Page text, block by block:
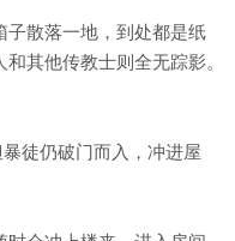
子散落一地，到处都是纸
其他传教士则全无踪影。
徒仍破门而入，冲进屋